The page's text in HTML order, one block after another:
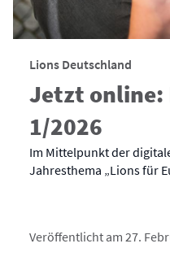
Lions Deutschland
Jetzt online:
1/2026
Im Mittelpunkt der
Jahresthema „Lions für
Veröffentlicht am 27.